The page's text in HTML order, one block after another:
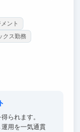
ント
クス勤務
られます。
用を一気通貫